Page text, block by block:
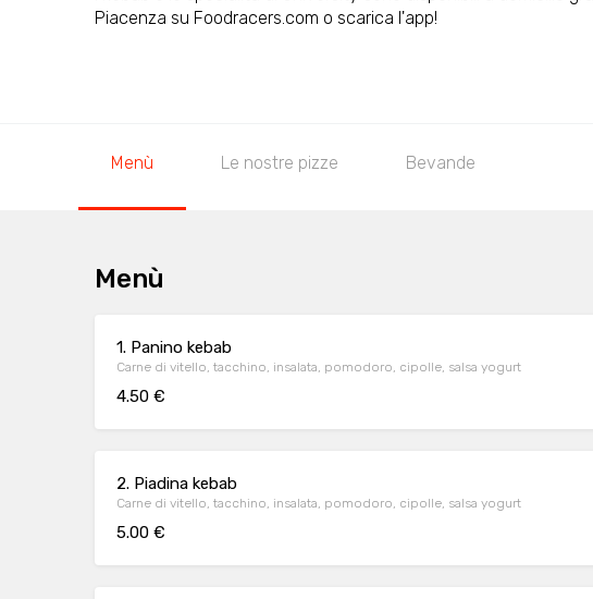
Piacenza su Foodracers.com o scarica l'app!
Menù Le nostre pizze Bevande
Menù
1. Panino kebab
Carne di vitello, tacchino, insalata, pomodoro, cipolle, salsa yogurt
4.50 €
2. Piadina kebab
Carne di vitello, tacchino, insalata, pomodoro, cipolle, salsa yogurt
5.00 €